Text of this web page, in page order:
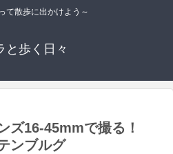
て散歩に出かけよう～
と歩く日々
ズ16-45mmで撮る！
ンブルグ